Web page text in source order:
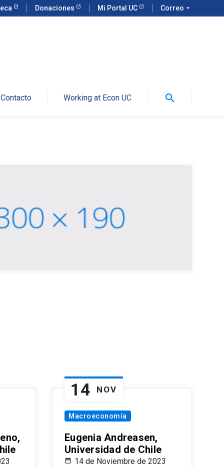
Donaciones Mi Portal UC Correo arrow_drop_down
Contacto Working at Econ UC search
14 NOV
Macroeconomía
Eugenia Andreasen,
Universidad de Chile
14 de Noviembre de 2023